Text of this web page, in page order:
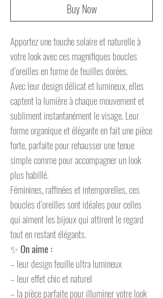
Buy Now
Apportez une touche solaire et naturelle à
votre look avec ces magnifiques boucles
d’oreilles en forme de feuilles dorées.
Avec leur design délicat et lumineux, elles
captent la lumière à chaque mouvement et
subliment instantanément le visage. Leur
forme organique et élégante en fait une pièce
forte, parfaite pour rehausser une tenue
simple comme pour accompagner un look
plus habillé.
Féminines, raffinées et intemporelles, ces
boucles d’oreilles sont idéales pour celles
qui aiment les bijoux qui attirent le regard
tout en restant élégants.
✨ On aime :
– leur design feuille ultra lumineux
– leur effet chic et naturel
– la pièce parfaite pour illuminer votre look